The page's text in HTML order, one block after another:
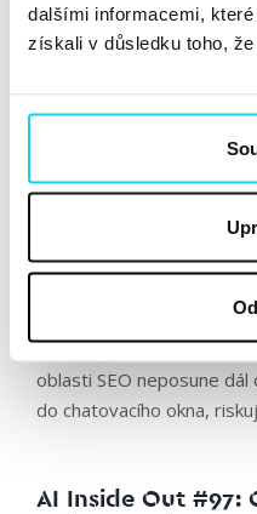
dalšími informacemi,
získali v důsledku toho,
definitivně pryč.
spoustu nečekaných...
Jaký byl SEO Date
Reportáž
pivem v ruce, uvolněnou
by měla rozhýbat
oblasti SEO neposune
do chatovacího okna,
AI Inside Out #97: